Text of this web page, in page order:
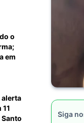
o
em
alerta
Siga